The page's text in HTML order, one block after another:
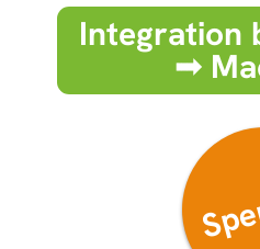
Integration
➟